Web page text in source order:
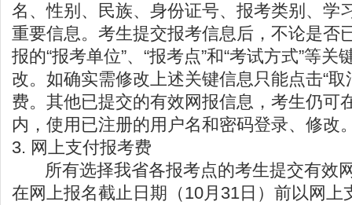
名、性别、民族、身份证号、报考类别、学
重要信息。考生提交报考信息后，不论是否
报的“报考单位”、“报考点”和“考试方式”等
改。如确实需修改上述关键信息只能点击“取
费。其他已提交的有效网报信息，考生仍可
内，使用已注册的用户名和密码登录、修改
3. 网上支付报考费
所有选择我省各报考点的考生提交有效
在网上报名截止日期（10月31日）前以网上